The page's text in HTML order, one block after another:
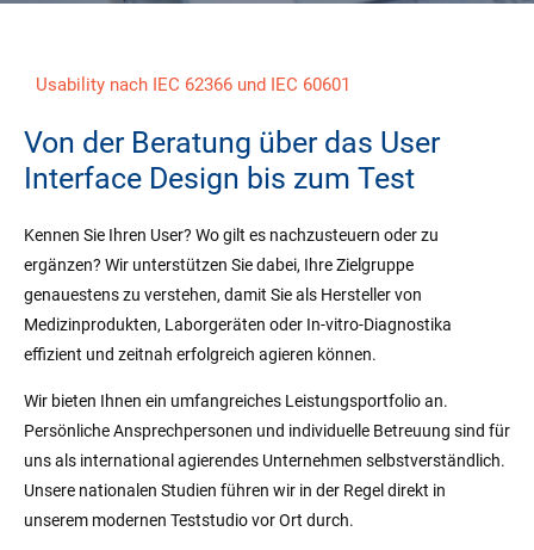
Usability nach IEC 62366 und IEC 60601
Von der Beratung über das User
Interface Design bis zum Test
Kennen Sie Ihren User? Wo gilt es nachzusteuern oder zu
ergänzen? Wir unterstützen Sie dabei, Ihre Zielgruppe
genauestens zu verstehen, damit Sie als Hersteller von
Medizinprodukten, Laborgeräten oder In-vitro-Diagnostika
effizient und zeitnah erfolgreich agieren können.
Wir bieten Ihnen ein umfangreiches Leistungsportfolio an.
Persönliche Ansprechpersonen und individuelle Betreuung sind für
uns als international agierendes Unternehmen selbstverständlich.
Unsere nationalen Studien führen wir in der Regel direkt in
unserem modernen Teststudio vor Ort durch.